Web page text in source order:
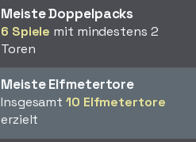
Meiste Doppelpacks
6 Spiele mit mindestens 2
Toren
Meiste Elfmetertore
Insgesamt 10 Elfmetertore
erzielt